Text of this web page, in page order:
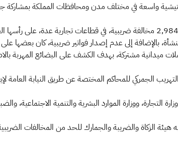
وأسفرت هذه الزيارات التفتيشية للمنشآت الخاضعة للضريبة عن ضبط 2,984 مخالفة
إلى عدم إصدار فواتير ضريبية، كان بعضها على
ميدانية مشتركة، بهدف الكشف على البضائع المهربة
الجمركي للمحاكم المختصة عن طريق النيابة
ووزارة الموارد البشرية والتنمية الاجتماعية،
هيئة الزكاة والضريبة والجمارك للحد من المخالفات